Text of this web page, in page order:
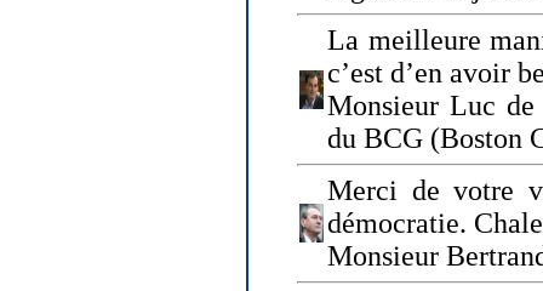
La meilleure
c’est d’en avoir
Monsieur Luc de
du BCG (Boston
Merci de votre
démocratie.
Monsieur